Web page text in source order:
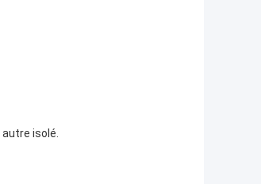
isolé.